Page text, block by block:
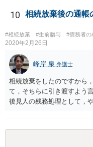
10 相続放棄後の通帳
#相続放棄 #生前贈与 #債務者の
2020年2月26日
峰岸 泉 弁護士
相続放棄をしたのですから
て，そちらに引き渡すよう
後見人の残務処理として，